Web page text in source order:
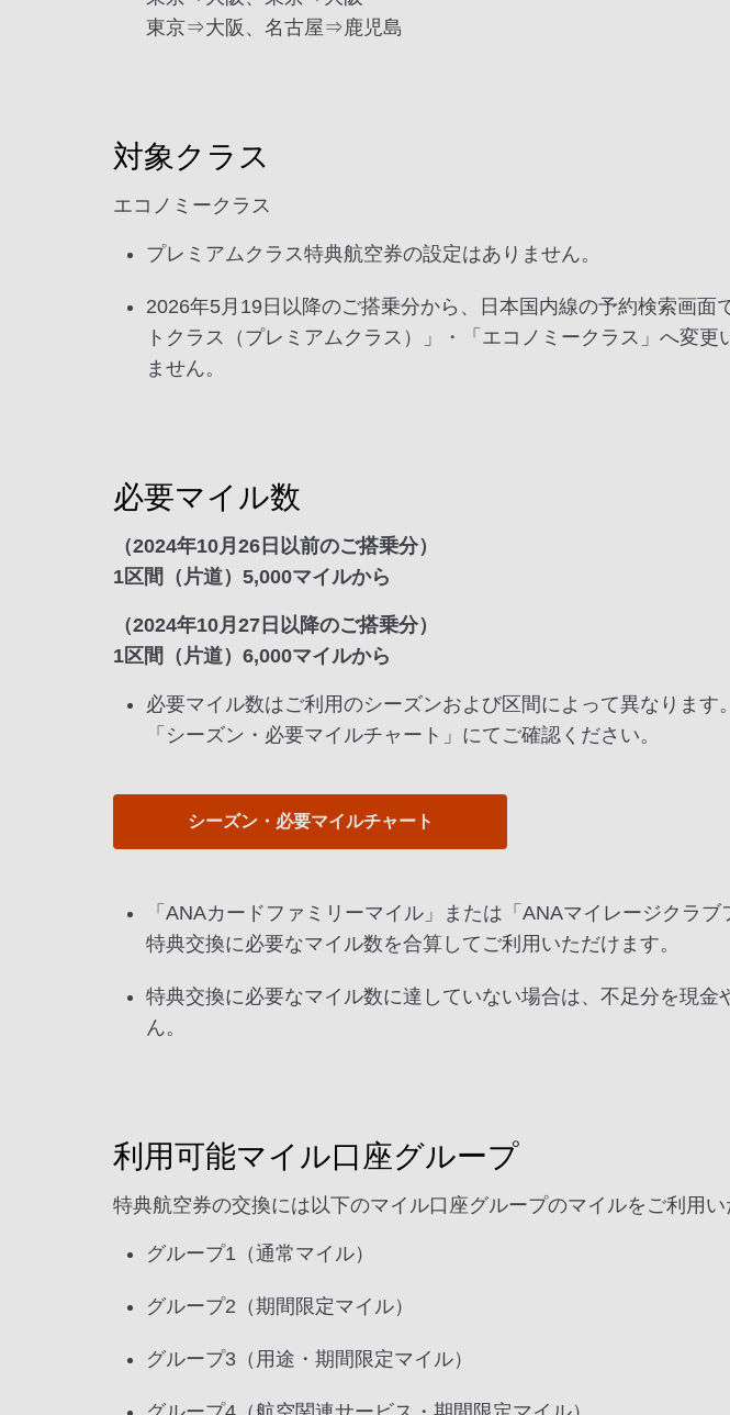
東京⇒大阪、名古屋⇒鹿児島
対象クラス
エコノミークラス
プレミアムクラス特典航空券の設定はありません。
2026年5月19日以降のご搭乗分から、日本国内線の予約検索画
トクラス（プレミアムクラス）」・「エコノミークラス」へ変
ません。
必要マイル数
（2024年10月26日以前のご搭乗分）
1区間（片道）5,000マイルから
（2024年10月27日以降のご搭乗分）
1区間（片道）6,000マイルから
必要マイル数はご利用のシーズンおよび区間によって異なります。
「シーズン・必要マイルチャート」にてご確認ください。
シーズン・必要マイルチャート
「ANAカードファミリーマイル」または「ANAマイレージクラ
特典交換に必要なマイル数を合算してご利用いただけます。
特典交換に必要なマイル数に達していない場合は、不足分を現
ん。
利用可能マイル口座グループ
特典航空券の交換には以下のマイル口座グループのマイルをご利用い
グループ1（通常マイル）
グループ2（期間限定マイル）
グループ3（用途・期間限定マイル）